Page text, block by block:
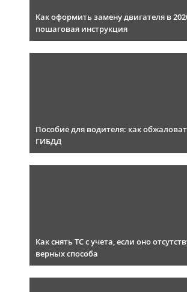
Как оформить замену двигателя в
пошаговая инструкция
Пособие для водителя: как
ГИБДД
Как снять ТС с учета, если оно
верных способа